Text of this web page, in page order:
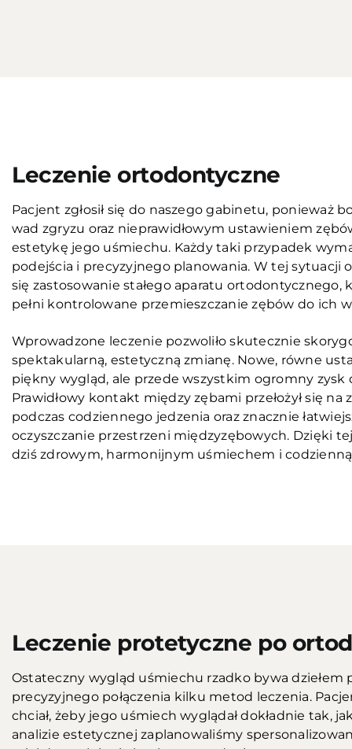
Leczenie ortodontyczne
Pacjent zgłosił się do naszego gabinetu, ponieważ
wad zgryzu oraz nieprawidłowym ustawieniem
estetykę jego uśmiechu. Każdy taki przypadek
podejścia i precyzyjnego planowania. W tej sytuacji
się zastosowanie stałego aparatu ortodontycznego,
pełni kontrolowane przemieszczanie zębów do ich
Wprowadzone leczenie pozwoliło skutecznie
spektakularną, estetyczną zmianę. Nowe, równe
piękny wygląd, ale przede wszystkim ogromny zysk
Prawidłowy kontakt między zębami przełożył się
podczas codziennego jedzenia oraz znacznie
oczyszczanie przestrzeni międzyzębowych. Dzięki
dziś zdrowym, harmonijnym uśmiechem i
Leczenie protetyczne po
Ostateczny wygląd uśmiechu rzadko bywa dziełem
precyzyjnego połączenia kilku metod leczenia.
chciał, żeby jego uśmiech wyglądał dokładnie tak,
analizie estetycznej zaplanowaliśmy